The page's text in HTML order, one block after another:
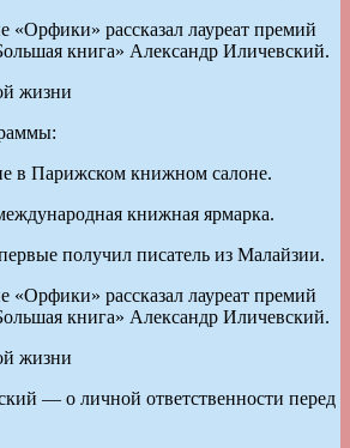
«Орфики» рассказал лауреат премий
книга» Александр Иличевский.
жизни
в Парижском книжном салоне.
книжная ярмарка.
получил писатель из Малайзии.
«Орфики» рассказал лауреат премий
книга» Александр Иличевский.
жизни